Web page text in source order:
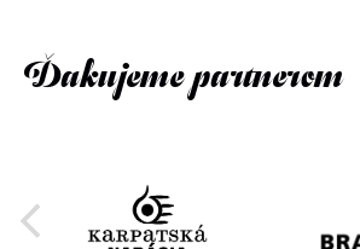
Ďakujeme partnerom